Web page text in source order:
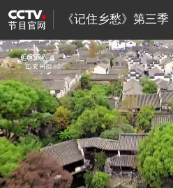
《记住乡愁》第三季